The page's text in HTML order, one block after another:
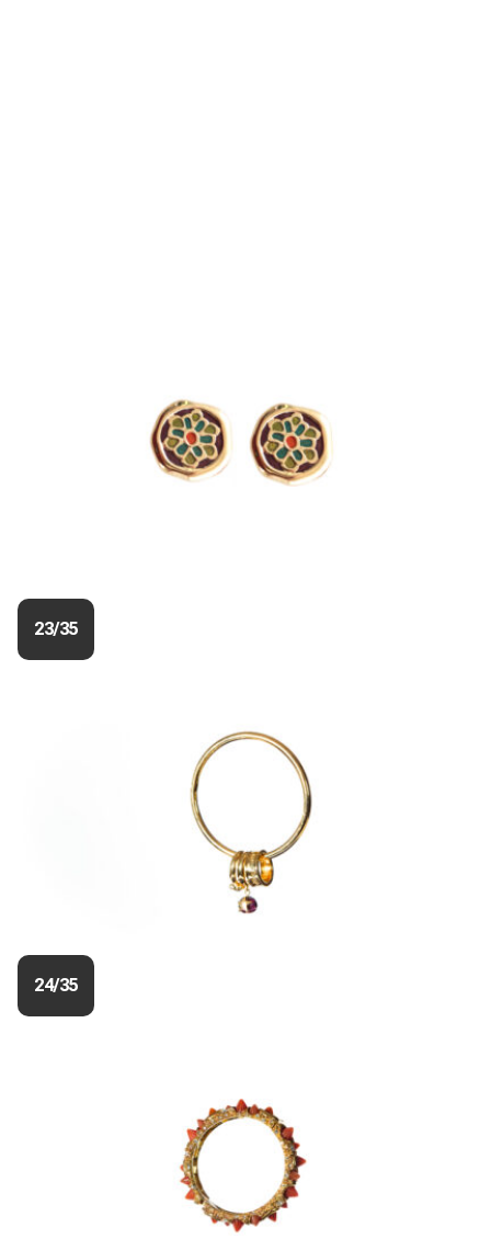
23/35
24/35